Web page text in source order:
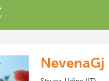
NevenaGj